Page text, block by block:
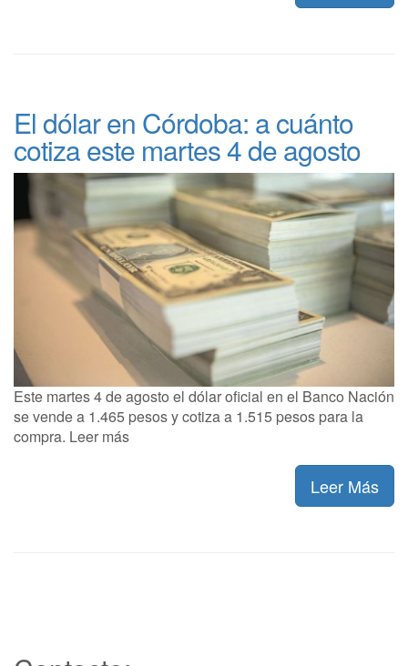
El dólar en Córdoba: a cuánto
cotiza este martes 4 de agosto
Este martes 4 de agosto el dólar oficial en el Banco Nación
se vende a 1.465 pesos y cotiza a 1.515 pesos para la
compra. Leer más
Leer Más